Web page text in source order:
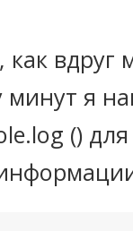
как вдруг
минут я
()